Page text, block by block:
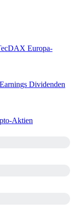
Europa-
Earnings Dividenden
Aktien